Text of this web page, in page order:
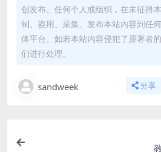
创发布。任何个人或组织，在未征得
制、盗用、采集、发布本站内容到任
体平台。如若本站内容侵犯了原著者
们进行处理。
sandweek 分享